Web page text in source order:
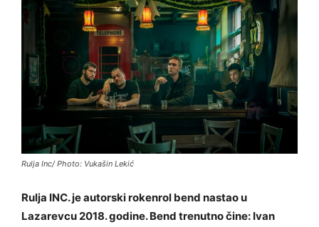
Rulja Inc/ Photo: Vukašin Lekić
Rulja INC. je autorski rokenrol bend nastao u
Lazarevcu 2018. godine. Bend trenutno čine: Ivan